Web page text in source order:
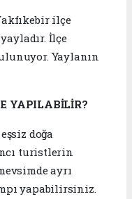
ilçe
İlçe
Yaylanın
YAPILABİLİR?
doğa
turistlerin
ayrı
yapabilirsiniz.